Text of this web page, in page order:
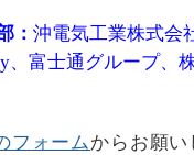
： 沖電気工業株式会
、富士通グループ、
フ ォームからお願い